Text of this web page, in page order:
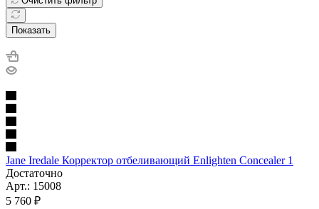
Показать
Jane Iredale Корректор отбеливающий Enlighten Concealer 1
Достаточно
Арт.: 15008
5 760 ₽